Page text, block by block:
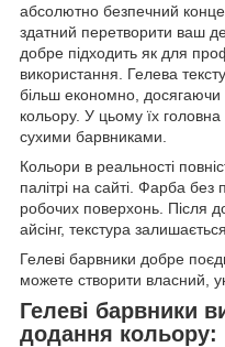
абсолютно безпечний
здатний перетворити ваш
добре підходить як для
використання. Гелева
більш економно, досягаючи
кольору. У цьому їх
сухими барвниками.
Кольори в реальності
палітрі на сайті. Фарба без
робочих поверхонь. Після
айсінг, текстура
Гелеві барвники добре
можете створити власний,
Гелеві барвники
додання кольору: